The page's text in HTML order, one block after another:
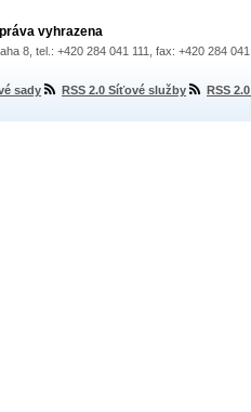
vyhrazena
8, tel.: +420 284 041 111, fax: +420 284
sady RSS 2.0 Síťové služby RSS